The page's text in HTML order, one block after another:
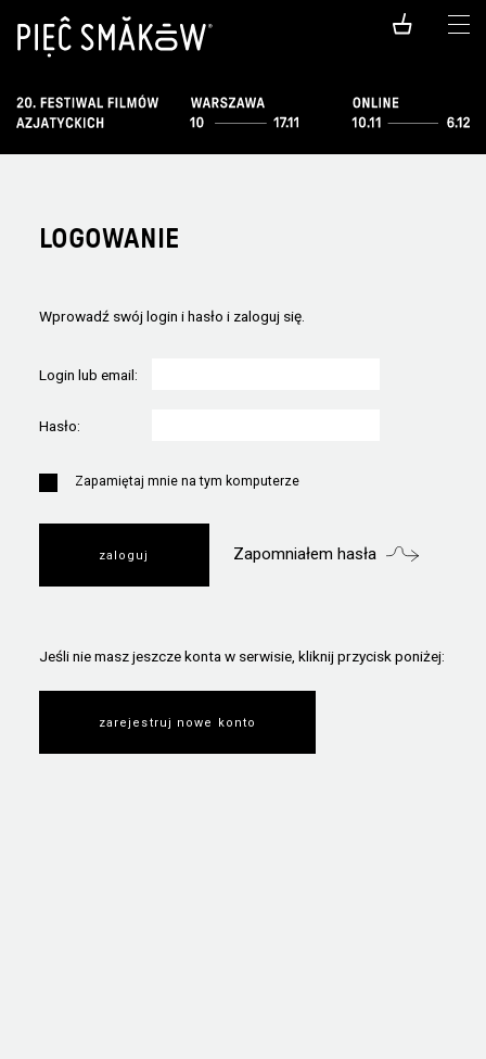
LOGOWANIE
Wprowadź swój login i hasło i zaloguj się.
Login lub email:
Hasło:
Zapamiętaj mnie na tym komputerze
Zapomniałem hasła
Jeśli nie masz jeszcze konta w serwisie, kliknij przycisk poniżej:
zarejestruj nowe konto